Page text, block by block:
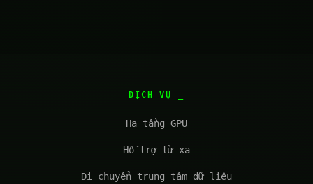
DỊCH VỤ
Hạ tầng GPU
Hỗ trợ từ xa
Di chuyển trung tâm dữ liệu